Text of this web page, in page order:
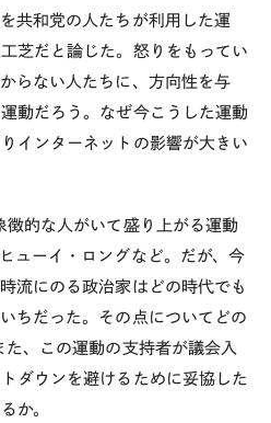
共和党の人たちが利用した運
芝だと論じた。怒りをもってい
らない人たちに、方向性を与
動だろう。なぜ今こうした運動
インターネットの影響が大きい
徴的な人がいて盛り上がる運動
ューイ・ロングなど。だが、今
流にのる政治家はどの時代でも
ちだった。その点についてどの
た、この運動の支持者が議会入
ダウンを避けるために妥協した
か。